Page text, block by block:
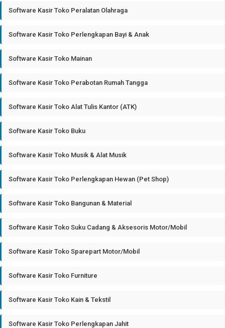
Software Kasir Toko Peralatan Olahraga
Software Kasir Toko Perlengkapan Bayi & Anak
Software Kasir Toko Mainan
Software Kasir Toko Perabotan Rumah Tangga
Software Kasir Toko Alat Tulis Kantor (ATK)
Software Kasir Toko Buku
Software Kasir Toko Musik & Alat Musik
Software Kasir Toko Perlengkapan Hewan (Pet Shop)
Software Kasir Toko Bangunan & Material
Software Kasir Toko Suku Cadang & Aksesoris Motor/Mobil
Software Kasir Toko Sparepart Motor/Mobil
Software Kasir Toko Furniture
Software Kasir Toko Kain & Tekstil
Software Kasir Toko Perlengkapan Jahit